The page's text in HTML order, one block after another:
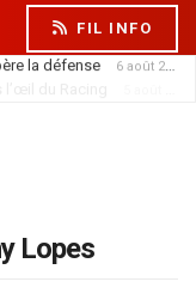
FIL INFO
la défense 6 août 2026
du Racing 5 août 2026
Lopes